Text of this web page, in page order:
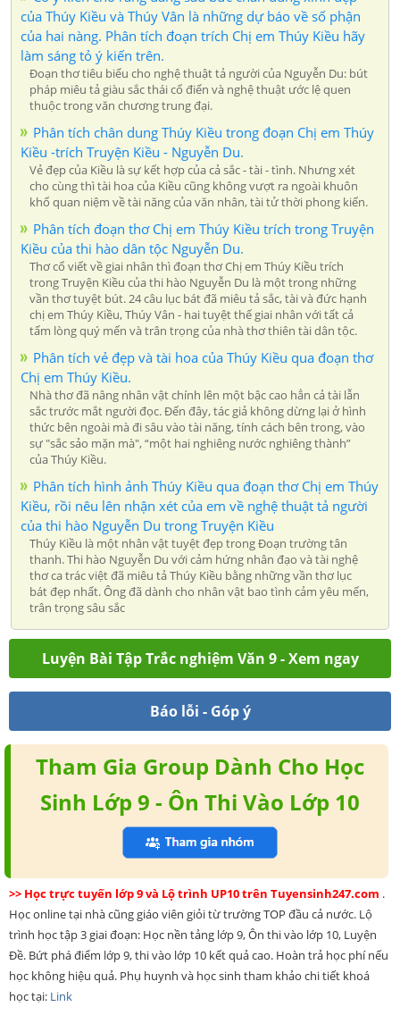
của Thúy Kiều và Thúy Vân là những dự báo về số phận
của hai nàng. Phân tích đoạn trích Chị em Thúy Kiều hãy
làm sáng tỏ ý kiến trên.
Đoạn thơ tiêu biểu cho nghệ thuật tả người của Nguyễn Du: bút
pháp miêu tả giàu sắc thái cổ điển và nghệ thuật ước lệ quen
thuộc trong văn chương trung đại.
Phân tích chân dung Thúy Kiều trong đoạn Chị em Thúy
Kiều -trích Truyện Kiều - Nguyễn Du.
Vẻ đẹp của Kiều là sự kết hợp của cả sắc - tài - tình. Nhưng xét
cho cùng thì tài hoa của Kiều cũng không vượt ra ngoài khuôn
khổ quan niệm về tài năng của văn nhân, tài tử thời phong kiến.
Phân tích đoạn thơ Chị em Thúy Kiều trích trong Truyện
Kiều của thi hào dân tộc Nguyễn Du.
Thơ cổ viết về giai nhân thì đoạn thơ Chị em Thúy Kiều trích
trong Truyện Kiều của thi hào Nguyễn Du là một trong những
vần thơ tuyệt bút. 24 câu lục bát đã miêu tả sắc, tài và đức hạnh
chị em Thúy Kiều, Thúy Vân - hai tuyệt thế giai nhân với tất cả
tấm lòng quý mến và trân trọng của nhà thơ thiên tài dân tộc.
Phân tích vẻ đẹp và tài hoa của Thúy Kiều qua đoạn thơ
Chị em Thúy Kiều.
Nhà thơ đã nâng nhân vật chính lên một bậc cao hẳn cả tài lẫn
sắc trước mắt người đọc. Đến đây, tác giả không dừng lại ở hình
thức bên ngoài mà đi sâu vào tài năng, tính cách bên trong, vào
sự "sắc sảo mặn mà", “một hai nghiêng nước nghiêng thành”
của Thúy Kiều.
Phân tích hình ảnh Thúy Kiều qua đoạn thơ Chị em Thúy
Kiều, rồi nêu lên nhận xét của em về nghệ thuật tả người
của thi hào Nguyễn Du trong Truyện Kiều
Thúy Kiều là một nhân vật tuyệt đẹp trong Đoạn trường tân
thanh. Thi hào Nguyễn Du với cảm hứng nhân đạo và tài nghệ
thơ ca trác việt đã miêu tả Thúy Kiều bằng những vần thơ lục
bát đẹp nhất. Ông đã dành cho nhân vật bao tình cảm yêu mến,
trân trọng sâu sắc
Luyện Bài Tập Trắc nghiệm Văn 9 - Xem ngay
Báo lỗi - Góp ý
Tham Gia Group Dành Cho Học
Sinh Lớp 9 - Ôn Thi Vào Lớp 10
>> Học trực tuyến lớp 9 và Lộ trình UP10 trên Tuyensinh247.com .
Học online tại nhà cũng giáo viên giỏi từ trường TOP đầu cả nước. Lộ
trình học tập 3 giai đoạn: Học nền tảng lớp 9, Ôn thi vào lớp 10, Luyện
Đề. Bứt phá điểm lớp 9, thi vào lớp 10 kết quả cao. Hoàn trả học phí nếu
học không hiệu quả. Phụ huynh và học sinh tham khảo chi tiết khoá
học tại: Link